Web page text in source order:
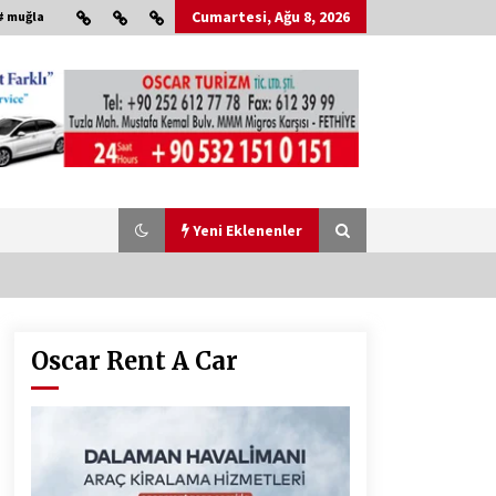
muğla Cumartesi, Ağu 8, 2026
Yeni Eklenenler
Çevre Bilinci Sahneye Taşınıyor:
Çocuklardan “Temiz Fethiye”
HAYIRSEVER DİNÇER AKYALI’DAN
EĞİTİME DESTEK
Oscar Rent A Car